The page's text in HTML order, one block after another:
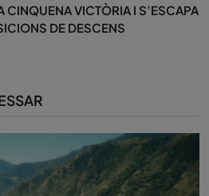
CINQUENA VICTÒRIA I S’ESCAPA
DE DESCENS